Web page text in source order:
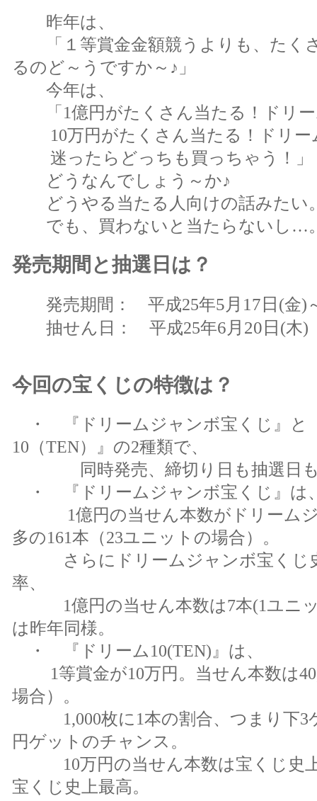
昨年は、
「１等賞金金額競うよりも、たく
るのど～うですか～♪」
今年は、
「1億円がたくさん当たる！ドリー
10万円がたくさん当たる！ドリー
迷ったらどっちも買っちゃう！」
どうなんでしょう～か♪
どうやる当たる人向けの話みたい
でも、買わないと当たらないし…
発売期間と抽選日は？
発売期間： 平成25年5月17日 (金)
抽せん日： 平成25年6月20日 (木)
今回の宝くじの特徴は？
・ 『ドリームジャンボ宝くじ』と
10（TEN）』の2種類で、
同時発売、締切り日も抽選日も
・ 『ドリームジャンボ宝くじ』は
1億円の当せん本数がドリームジ
多の161本（23ユニットの場合）。
さらにドリームジャンボ宝くじ史
率、
1億円の当せん本数は7本(1ユニッ
は昨年同様。
・ 『ドリーム10(TEN)』は、
1等賞金が10万円。当せん本数は
場合）。
1,000枚に1本の割合、つまり下3
円ゲットのチャンス。
10万円の当せん本数は宝くじ史上
宝くじ史上最高。